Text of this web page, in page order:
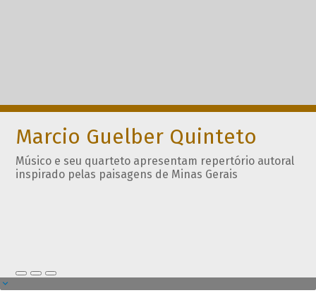
Marcio Guelber Quinteto
Músico e seu quarteto apresentam repertório autoral
inspirado pelas paisagens de Minas Gerais